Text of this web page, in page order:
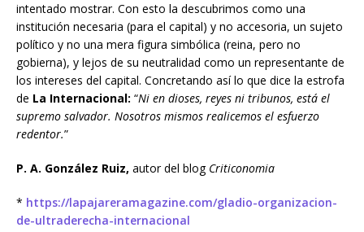
intentado mostrar. Con esto la descubrimos como una
institución necesaria (para el capital) y no accesoria, un sujeto
político y no una mera figura simbólica (reina, pero no
gobierna), y lejos de su neutralidad como un representante de
los intereses del capital. Concretando así lo que dice la estrofa
de La Internacional: “Ni en dioses, reyes ni tribunos, está el
supremo salvador. Nosotros mismos realicemos el esfuerzo
redentor.”
P. A. González Ruiz, autor del blogCriticonomia
* https://lapajareramagazine.com/gladio-organizacion-
de-ultraderecha-internacional